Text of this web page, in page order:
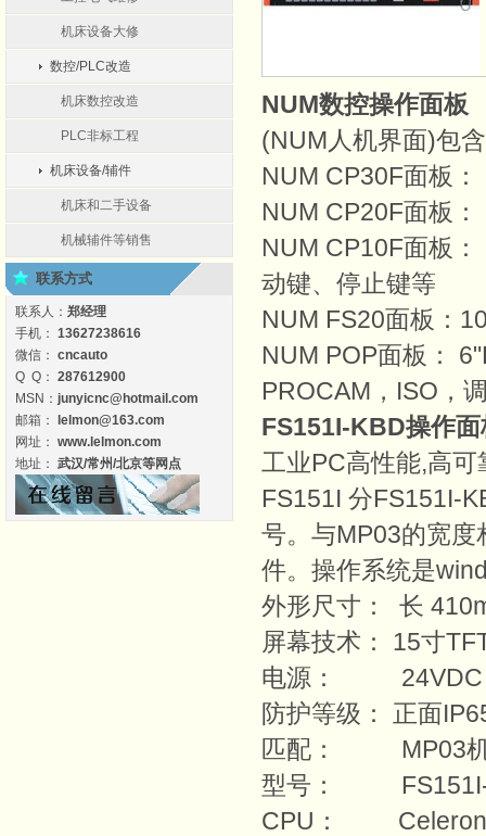
NUM数控操作面板
(NUM人机界面)包
NUM CP30F面板
NUM CP20F面板
NUM CP10F面板
动键、停止键等
NUM FS20面板：
NUM POP面板：
PROCAM，ISO，
FS151I-KBD操作面
工业PC高性能,高可
FS151I 分FS151I-
号。与MP03的宽
件。操作系统是
外形尺寸： 长
屏幕技术： 15寸
电源： 24VDC
防护等级： 正面
匹配： MP03
型号： FS151I-
CPU： Celeron
机床设备大修
数控/PLC改造
机床数控改造
PLC非标工程
机床设备/辅件
机床和二手设备
机械辅件等销售
联系方式
联系人： 郑经理
手机： 13627238616
微信： cncauto
Q Q： 287612900
MSN： junyicnc@hotmail.com
邮箱：
lelmon@163.com
网址： www.lelmon.com
地址： 武汉/常州/北京等网点